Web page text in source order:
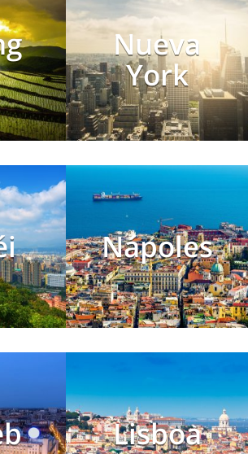
Nueva
York
Nápoles
Lisboa